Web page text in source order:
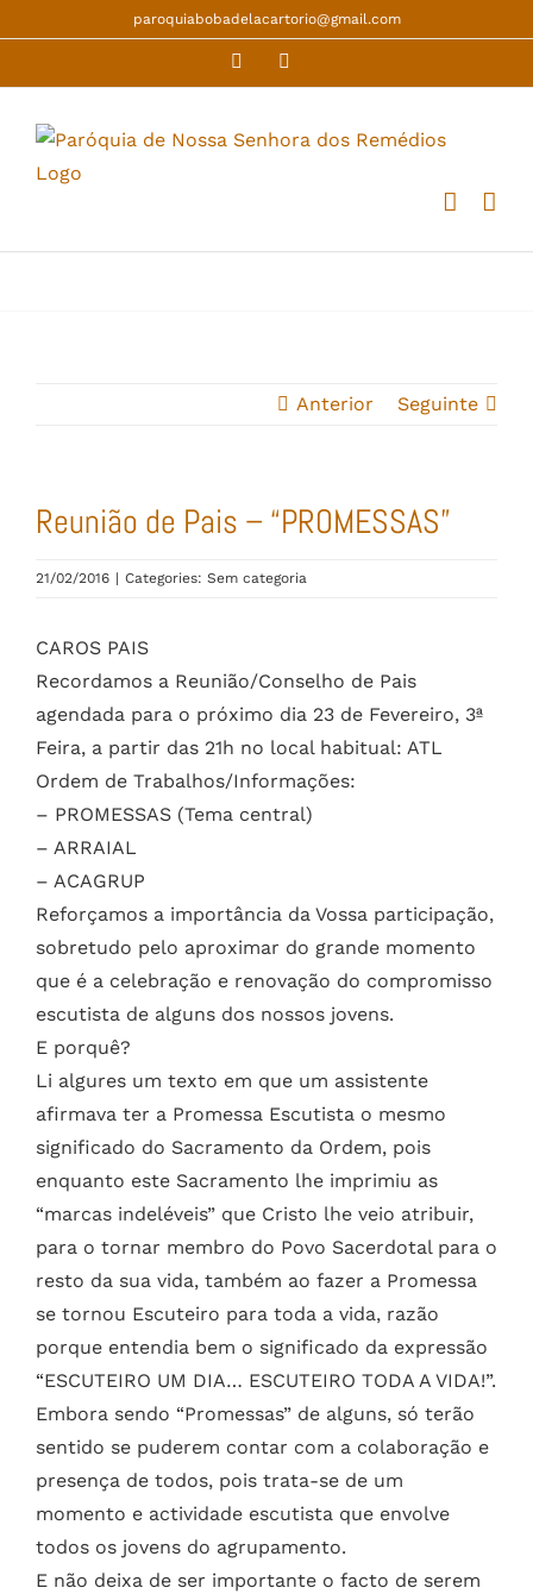
content
paroquiabobadelacartorio@gmail.com
Facebook
Anterior Seguinte
Reunião de Pais – “PROMESSAS”
21/02/2016 | Categories: Sem categoria
CAROS PAIS
Recordamos a Reunião/Conselho de Pais
agendada para o próximo dia 23 de Fevereiro, 3ª
Feira, a partir das 21h no local habitual: ATL
Ordem de Trabalhos/Informações:
– PROMESSAS (Tema central)
– ARRAIAL
– ACAGRUP
Reforçamos a importância da Vossa participação,
sobretudo pelo aproximar do grande momento
que é a celebração e renovação do compromisso
escutista de alguns dos nossos jovens.
E porquê?
Li algures um texto em que um assistente
afirmava ter a Promessa Escutista o mesmo
significado do Sacramento da Ordem, pois
enquanto este Sacramento lhe imprimiu as
“marcas indeléveis” que Cristo lhe veio atribuir,
para o tornar membro do Povo Sacerdotal para o
resto da sua vida, também ao fazer a Promessa
se tornou Escuteiro para toda a vida, razão
porque entendia bem o significado da expressão
“ESCUTEIRO UM DIA… ESCUTEIRO TODA A VIDA!”.
Embora sendo “Promessas” de alguns, só terão
sentido se puderem contar com a colaboração e
presença de todos, pois trata-se de um
momento e actividade escutista que envolve
todos os jovens do agrupamento.
E não deixa de ser importante o facto de serem